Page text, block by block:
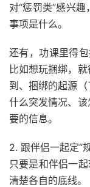
对“惩罚类”感兴
事项是什么。
还有，功课里得包
比如想玩捆绑，
到、捆绑的起源
什么突发情况、
要的信息。
2. 跟伴侣一起定“
只要是和伴侣一
清楚各自的底线。